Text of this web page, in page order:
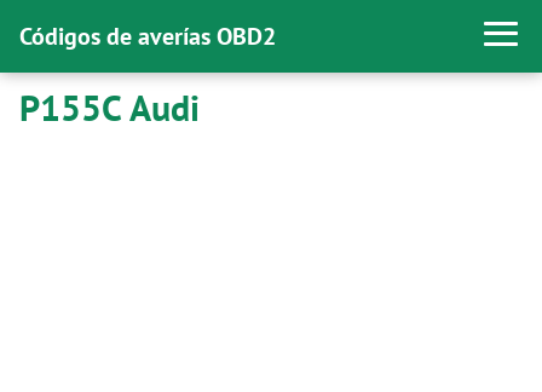
Códigos de averías OBD2
P155C Audi